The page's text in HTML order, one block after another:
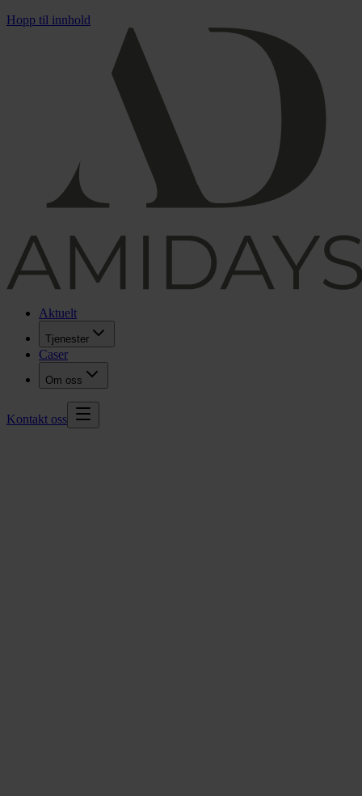
Hopp til innhold
Aktuelt
Tjenester
Caser
Om oss
Kontakt oss